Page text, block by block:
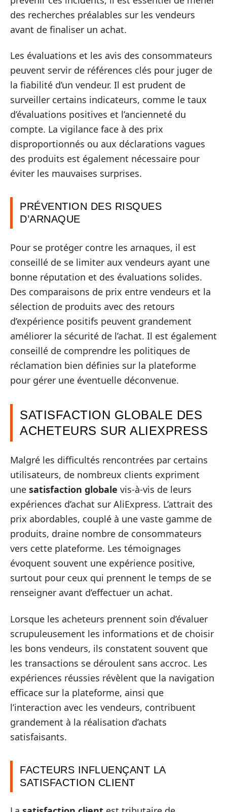
des recherches préalables sur les vendeurs
avant de finaliser un achat.
Les évaluations et les avis des consommateurs
peuvent servir de références clés pour juger de
la fiabilité d’un vendeur. Il est prudent de
surveiller certains indicateurs, comme le taux
d’évaluations positives et l’ancienneté du
compte. La vigilance face à des prix
disproportionnés ou aux déclarations vagues
des produits est également nécessaire pour
éviter les mauvaises surprises.
PRÉVENTION DES RISQUES
D’ARNAQUE
Pour se protéger contre les arnaques, il est
conseillé de se limiter aux vendeurs ayant une
bonne réputation et des évaluations solides.
Des comparaisons de prix entre vendeurs et la
sélection de produits avec des retours
d’expérience positifs peuvent grandement
améliorer la sécurité de l’achat. Il est également
conseillé de comprendre les politiques de
réclamation bien définies sur la plateforme
pour gérer une éventuelle déconvenue.
SATISFACTION GLOBALE DES
ACHETEURS SUR ALIEXPRESS
Malgré les difficultés rencontrées par certains
utilisateurs, de nombreux clients expriment
une satisfaction globale vis-à-vis de leurs
expériences d’achat sur AliExpress. L’attrait des
prix abordables, couplé à une vaste gamme de
produits, draine nombre de consommateurs
vers cette plateforme. Les témoignages
évoquent souvent une expérience positive,
surtout pour ceux qui prennent le temps de se
renseigner avant d’effectuer un achat.
Lorsque les acheteurs prennent soin d’évaluer
scrupuleusement les informations et de choisir
les bons vendeurs, ils constatent souvent que
les transactions se déroulent sans accroc. Les
expériences réussies révèlent que la navigation
efficace sur la plateforme, ainsi que
l’interaction avec les vendeurs, contribuent
grandement à la réalisation d’achats
satisfaisants.
FACTEURS INFLUENÇANT LA
SATISFACTION CLIENT